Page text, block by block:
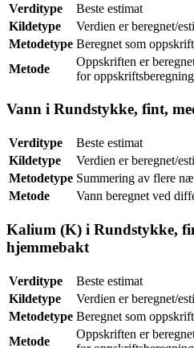
Verditype
Beste estimat
Kildetype
Verdien er beregnet/
Metodetype Beregnet som
Metode
Oppskriften er
for oppskriftsberegning
Vann i Rundstykke, fint,
Verditype
Beste estimat
Kildetype
Verdien er beregnet/
Metodetype Summering av flere
Metode
Vann beregnet ved
Kalium (K) i Rundstykke,
hjemmebakt
Verditype
Beste estimat
Kildetype
Verdien er beregnet/
Metodetype Beregnet som
Metode
Oppskriften er